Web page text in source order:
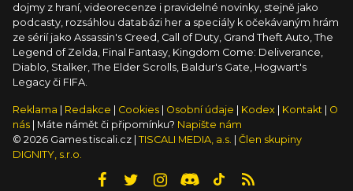
dojmy z hraní, videorecenze i pravidelné novinky, stejně jako
podcasty, rozsáhlou databázi her a speciály k očekávaným hrám
ze sérií jako Assassin's Creed, Call of Duty, Grand Theft Auto, The
Legend of Zelda, Final Fantasy, Kingdom Come: Deliverance,
Diablo, Stalker, The Elder Scrolls, Baldur's Gate, Hogwart's
Legacy či FIFA.
Reklama Redakce Cookies Osobní údaje Kodex Kontakt
O
nás
| Máte námět či připomínku? Napište nám
© 2026 Games.tiscali.cz | TISCALI MEDIA, a.s.
Člen skupiny
DIGNITY, s.r.o.